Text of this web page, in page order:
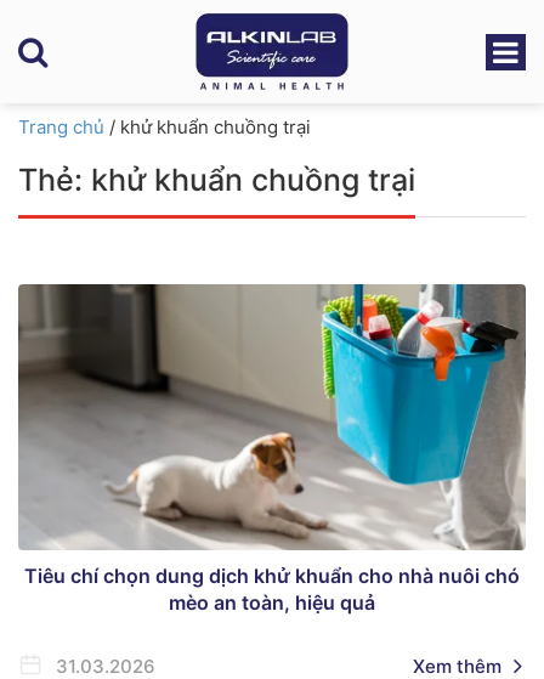
Trang chủ / khử khuẩn chuồng trại
Thẻ: khử khuẩn chuồng trại
Tiêu chí chọn dung dịch khử khuẩn cho nhà nuôi chó
mèo an toàn, hiệu quả
31.03.2026 Xem thêm